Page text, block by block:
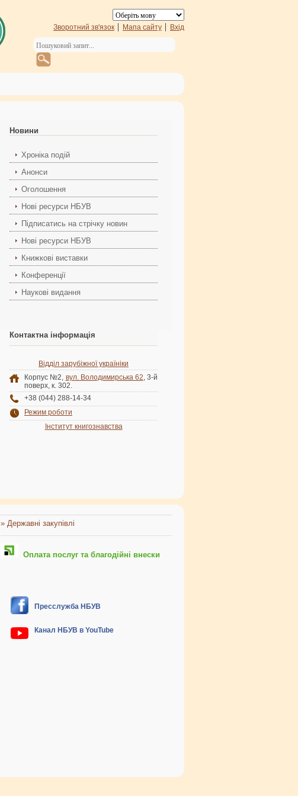
Зворотний зв'язок Мапа сайту Вхід
Новини
Хроніка подій
Анонси
Оголошення
Нові ресурси НБУВ
Підписатись на стрічку новин
Нові ресурси НБУВ
Книжкові виставки
Конференції
Наукові видання
Контактна інформація
Відділ зарубіжної україніки
Корпус №2, вул. Володимирська 62, 3-й
поверх, к. 302.
+38 (044) 288-14-34
Режим роботи
Інститут книгознавства
» Державні закупівлі
Оплата послуг та благодійні внески
Пресслужба НБУВ
Канал НБУВ в YouTube